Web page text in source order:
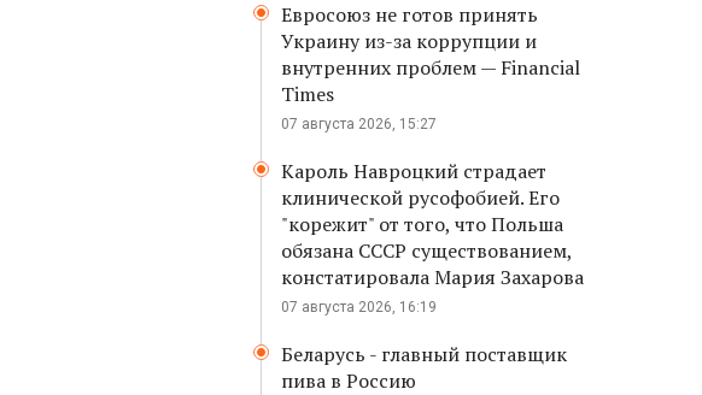
Евросоюз не готов принять
Украину из-за коррупции и
внутренних проблем — Financial
Times
07 августа 2026, 15:27
Кароль Навроцкий страдает
клинической русофобией. Его
"корежит" от того, что Польша
обязана СССР существованием,
констатировала Мария Захарова
07 августа 2026, 16:19
Беларусь - главный поставщик
пива в Россию